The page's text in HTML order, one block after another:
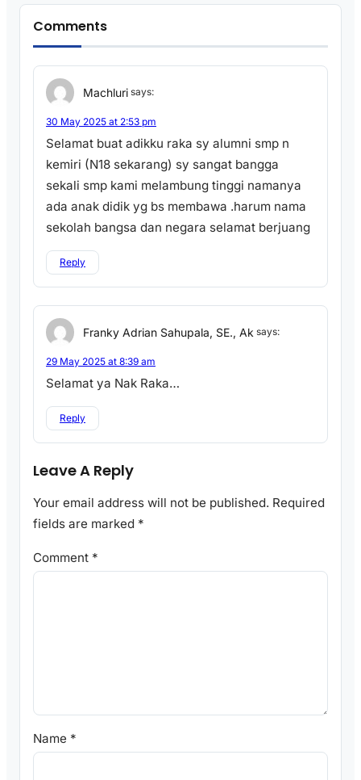
Comments
Machluri says:
30 May 2025 at 2:53 pm
Selamat buat adikku raka sy alumni smp n
kemiri (N18 sekarang) sy sangat bangga
sekali smp kami melambung tinggi namanya
ada anak didik yg bs membawa .harum nama
sekolah bangsa dan negara selamat berjuang
Reply
Franky Adrian Sahupala, SE., Ak says:
29 May 2025 at 8:39 am
Selamat ya Nak Raka…
Reply
Leave A Reply
Your email address will not be published. Required
fields are marked *
Comment *
Name *